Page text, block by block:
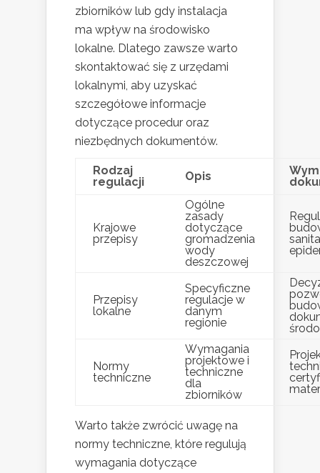
zbiorników lub gdy instalacja
ma wpływ na środowisko
lokalne. Dlatego zawsze warto
skontaktować się z urzędami
lokalnymi, aby uzyskać
szczegółowe informacje
dotyczące procedur oraz
niezbędnych dokumentów.
Rodzaj
regulacji
Opis
Krajowe
przepisy
Ogólne
zasady
dotyczące
gromadzenia
wody
deszczowej
Przepisy
lokalne
Specyficzne
regulacje w
danym
regionie
Normy
techniczne
Wymagania
projektowe i
techniczne
dla
zbiorników
Warto także zwrócić uwagę na
normy techniczne, które regulują
wymagania dotyczące